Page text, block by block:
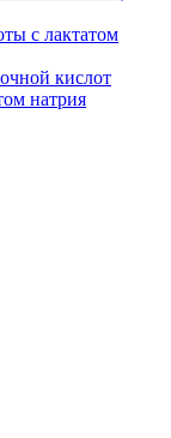
с лактатом
кислот
натрия